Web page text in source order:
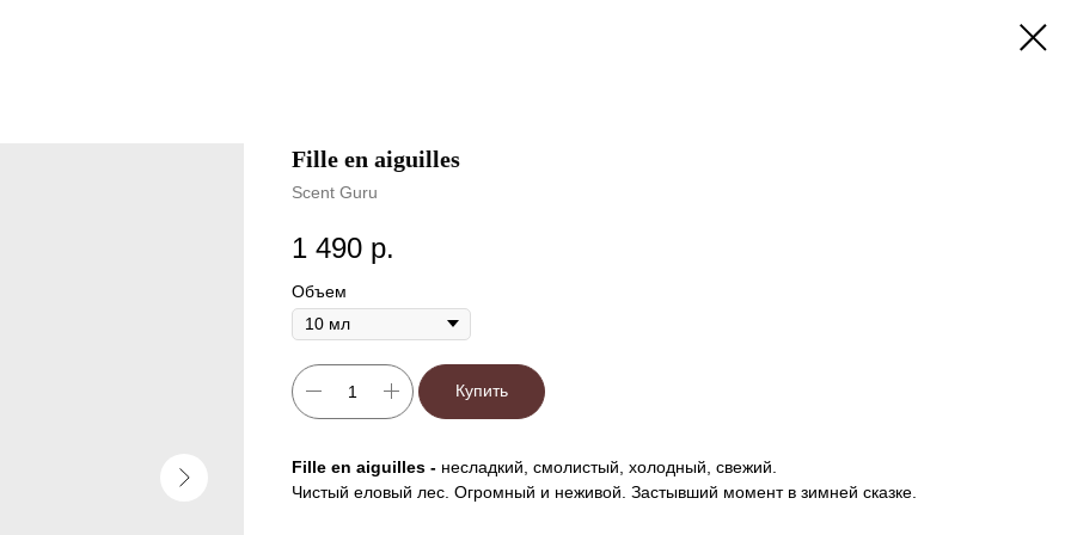
Fille en aiguilles
Scent Guru
1 490 р.
Объем
Купить
Fille en aiguilles - несладкий, смолистый, холодный, свежий.
Чистый еловый лес. Огромный и неживой. Застывший момент в зимней сказке.